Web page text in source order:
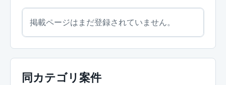
掲載ページはまだ登録されていません。
同カテゴリ案件